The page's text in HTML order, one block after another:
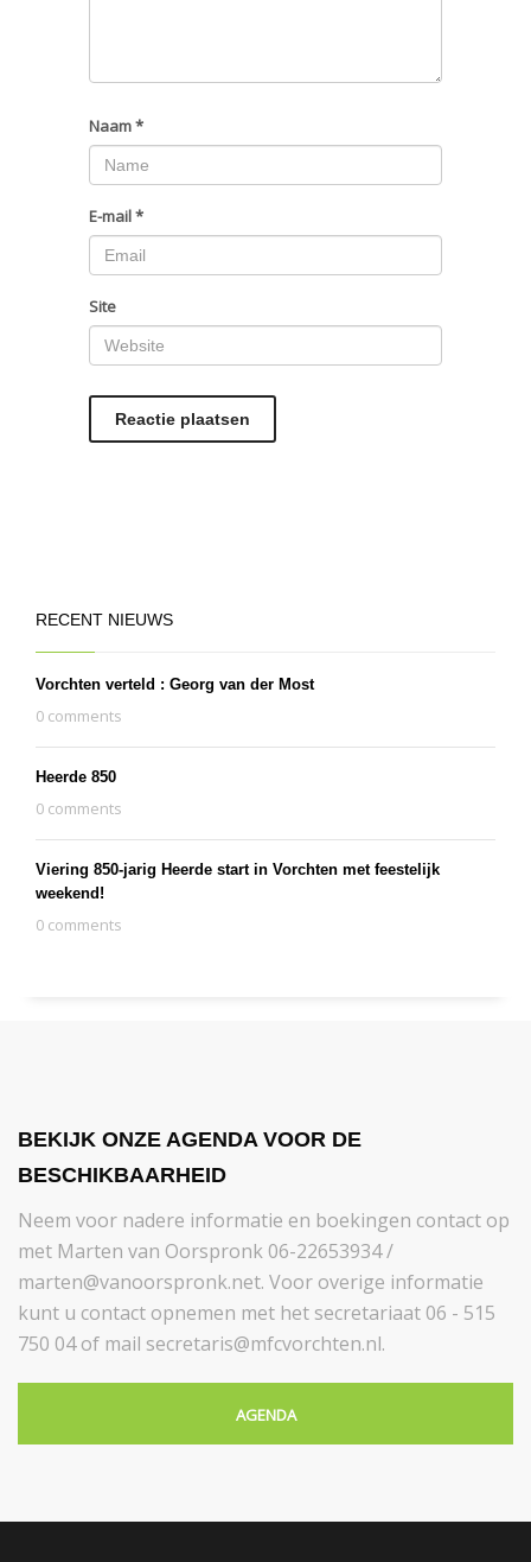
Naam*
E-mail*
Site
RECENT NIEUWS
Vorchten verteld : Georg van der Most
0 comments
Heerde 850
0 comments
Viering 850-jarig Heerde start in Vorchten met feestelijk
weekend!
0 comments
BEKIJK ONZE AGENDA VOOR DE
BESCHIKBAARHEID
Neem voor nadere informatie en boekingen contact op
met Marten van Oorspronk 06-22653934 /
marten@vanoorspronk.net. Voor overige informatie
kunt u contact opnemen met het secretariaat 06 - 515
750 04 of mail secretaris@mfcvorchten.nl.
AGENDA